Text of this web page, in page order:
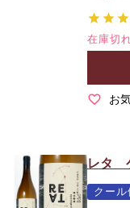
在庫切
お
レタ
クー